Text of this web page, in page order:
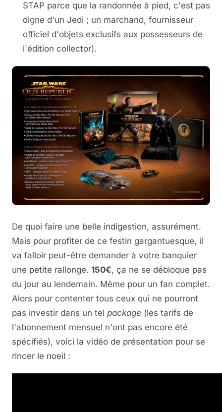
STAP parce que la randonnée à pied, c'est pas
digne d'un Jedi ; un marchand, fournisseur
officiel d'objets exclusifs aux possesseurs de
l'édition collector).
De quoi faire une belle indigestion, assurément.
Mais pour profiter de ce festin gargantuesque, il
va falloir peut-être demander à votre banquier
une petite rallonge. 150€, ça ne se débloque pas
du jour au lendemain. Même pour un fan complet.
Alors pour contenter tous ceux qui ne pourront
pas investir dans un tel package (les tarifs de
l'abonnement mensuel n'ont pas encore été
spécifiés), voici la vidéo de présentation pour se
rincer le noeil :